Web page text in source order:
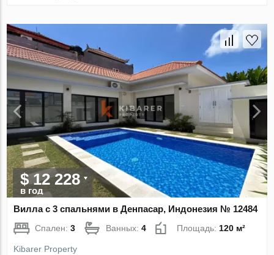
$ 12 228
в год
Вилла с 3 спальнями в Денпасар, Индонезия № 12484
Спален:3 Ванных:4 Площадь: 120 м²
Kibarer Property